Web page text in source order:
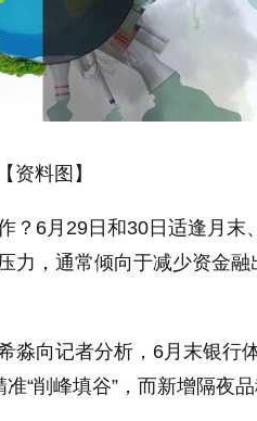
【资料图】
？6月29日和30日适逢月末
力，通常倾向于减少资金
淼向记者分析，6月末银行
“削峰填谷”，而新增隔夜